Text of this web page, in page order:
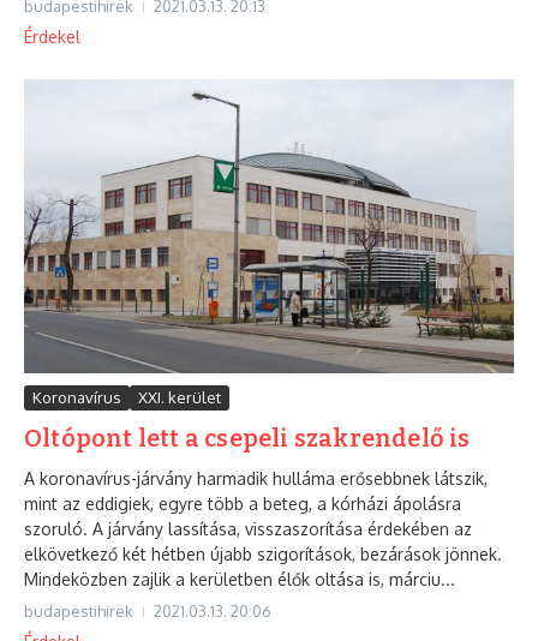
budapestihirek 2021.03.13. 20:13
Érdekel
Koronavírus XXI. kerület
Oltópont lett a csepeli szakrendelő is
A koronavírus-járvány harmadik hulláma erősebbnek látszik,
mint az eddigiek, egyre több a beteg, a kórházi ápolásra
szoruló. A járvány lassítása, visszaszorítása érdekében az
elkövetkező két hétben újabb szigorítások, bezárások jönnek.
Mindeközben zajlik a kerületben élők oltása is, márciu...
budapestihirek 2021.03.13. 20:06